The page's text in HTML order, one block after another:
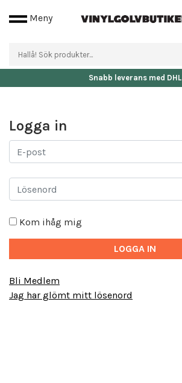
Meny
Snabb leverans med DHL
Logga in
Kom ihåg mig
Bli Medlem
Jag har glömt mitt lösenord